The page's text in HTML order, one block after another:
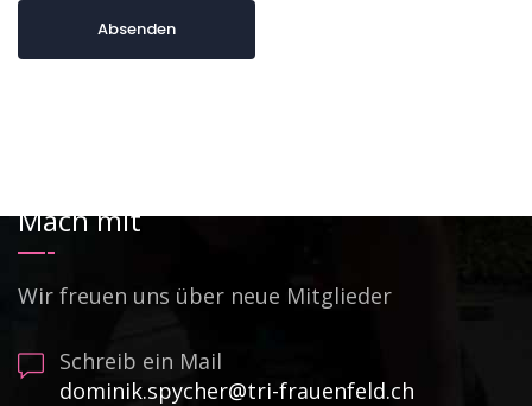
Mach mit
Wir freuen uns über neue Mitglieder
Schreib ein Mail
dominik.spycher@tri-frauenfeld.ch